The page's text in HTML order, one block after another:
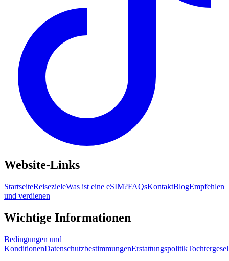
Website-Links
StartseiteReisezieleWas ist eine eSIM?FAQsKontaktBlogEmpfehlen
und verdienen
Wichtige Informationen
Bedingungen und
KonditionenDatenschutzbestimmungenErstattungspolitik